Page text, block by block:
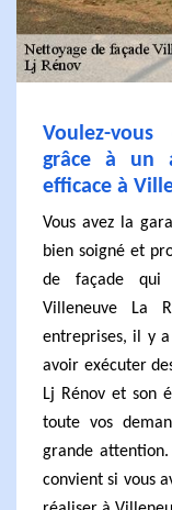
Voulez-
grâce à un
efficace à
Vous avez la
bien soigné et
de façade qui
Villeneuve La
entreprises, il y
avoir exécuter
Lj Rénov et son
toute vos
grande
convient si vous